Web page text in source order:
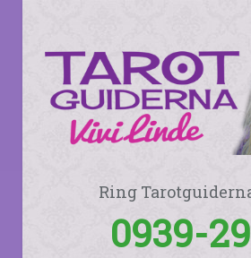
Ring
0939-